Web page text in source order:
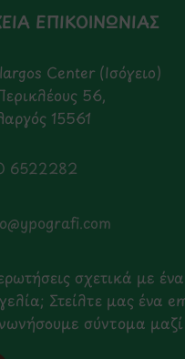
ΕΠΙΚΟΙΝΩΝΙΑΣ
Center (Ισόγειο)
56,
15561
6522282
σχετικά με
Στείλτε μας ένα
σύντομα